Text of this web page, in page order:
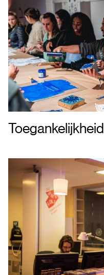
Toegankelijkheid